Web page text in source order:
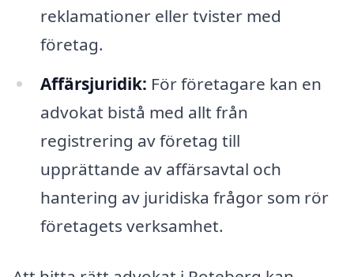
reklamationer eller tvister med
företag.
Affärsjuridik: För företagare kan en
advokat bistå med allt från
registrering av företag till
upprättande av affärsavtal och
hantering av juridiska frågor som rör
företagets verksamhet.